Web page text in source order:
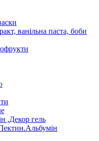
ванільна паста, боби
,Декор гель